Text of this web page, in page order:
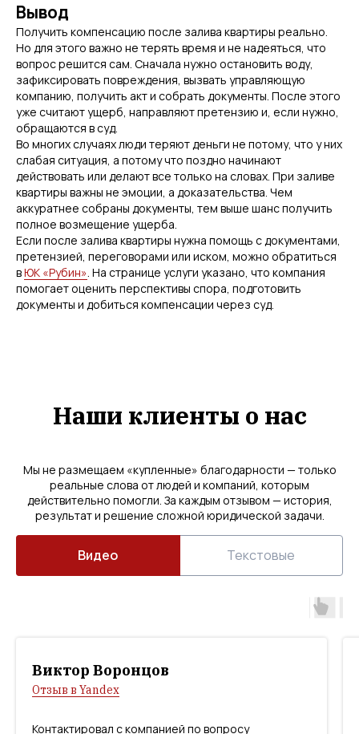
Вывод
Получить компенсацию после залива квартиры реально.
Но для этого важно не терять время и не надеяться, что
вопрос решится сам. Сначала нужно остановить воду,
зафиксировать повреждения, вызвать управляющую
компанию, получить акт и собрать документы. После этого
уже считают ущерб, направляют претензию и, если нужно,
обращаются в суд.
Во многих случаях люди теряют деньги не потому, что у них
слабая ситуация, а потому что поздно начинают
действовать или делают все только на словах. При заливе
квартиры важны не эмоции, а доказательства. Чем
аккуратнее собраны документы, тем выше шанс получить
полное возмещение ущерба.
Если после залива квартиры нужна помощь с документами,
претензией, переговорами или иском, можно обратиться
вЮК «Рубин». На странице услуги указано, что компания
помогает оценить перспективы спора, подготовить
документы и добиться компенсации через суд.
Наши клиенты о нас
Мы не размещаем «купленные» благодарности — только
реальные слова от людей и компаний, которым
действительно помогли. За каждым отзывом — история,
результат и решение сложной юридической задачи.
Видео Текстовые
Виктор Воронцов
Отзыв в Yandex
Контактировал с компанией по вопросу